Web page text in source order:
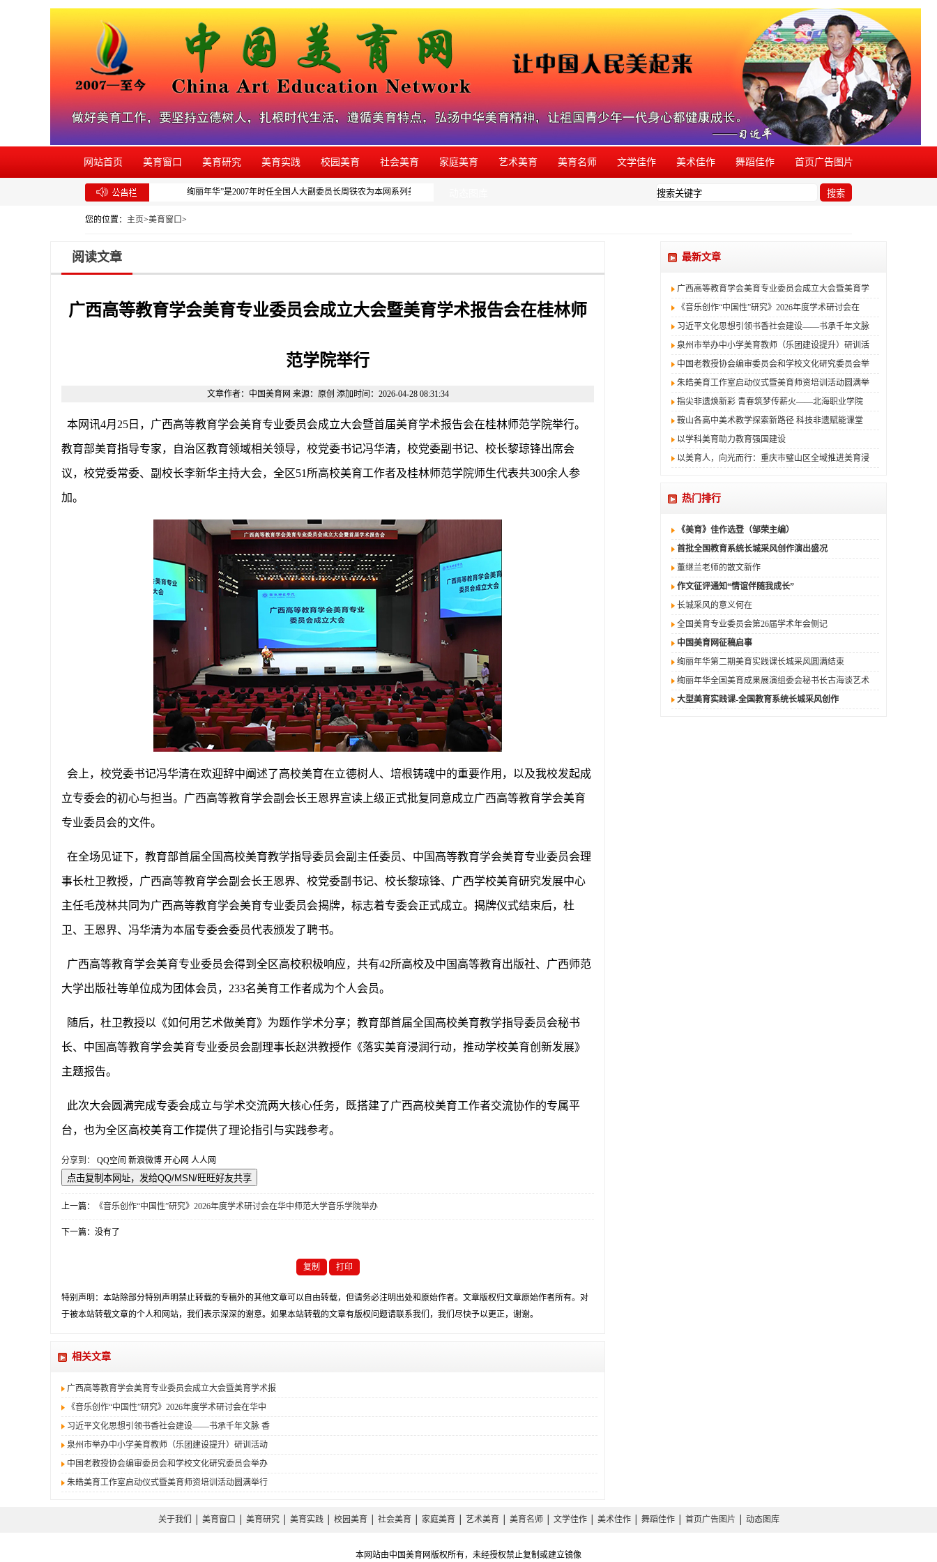
网站首页 美育窗口 美育研究 美育实践 校园美育 社会美育 家庭美育 艺术美育 美育名师 文学佳作 美术佳作 舞蹈佳作 首页广告图片
绚丽年华”是2007年时任全国人大副委员长周铁农为本网系列美育活动题写的品牌名称，如发现有同类活动盗用本品牌，欢迎举报。 搜索
您的位置： 主页>美育窗口>
阅读文章
广西高等教育学会美育专业委员会成立大会暨美育学术报告会在桂林师
范学院举行
文章作者：中国美育网 来源：原创 添加时间：2026-04-28 08:31:34
本网讯4月25日，广西高等教育学会美育专业委员会成立大会暨首届美育学术报告会在桂林师范学院举行。
教育部美育指导专家，自治区教育领域相关领导，校党委书记冯华清，校党委副书记、校长黎琼锋出席会
议，校党委常委、副校长李新华主持大会，全区51所高校美育工作者及桂林师范学院师生代表共300余人参
加。
会上，校党委书记冯华清在欢迎辞中阐述了高校美育在立德树人、培根铸魂中的重要作用，以及我校发起成
立专委会的初心与担当。广西高等教育学会副会长王恩界宣读上级正式批复同意成立广西高等教育学会美育
专业委员会的文件。
在全场见证下，教育部首届全国高校美育教学指导委员会副主任委员、中国高等教育学会美育专业委员会理
事长杜卫教授，广西高等教育学会副会长王恩界、校党委副书记、校长黎琼锋、广西学校美育研究发展中心
主任毛茂林共同为广西高等教育学会美育专业委员会揭牌，标志着专委会正式成立。揭牌仪式结束后，杜
卫、王恩界、冯华清为本届专委会委员代表颁发了聘书。
广西高等教育学会美育专业委员会得到全区高校积极响应，共有42所高校及中国高等教育出版社、广西师范
大学出版社等单位成为团体会员，233名美育工作者成为个人会员。
随后，杜卫教授以《如何用艺术做美育》为题作学术分享；教育部首届全国高校美育教学指导委员会秘书
长、中国高等教育学会美育专业委员会副理事长赵洪教授作《落实美育浸润行动，推动学校美育创新发展》
主题报告。
此次大会圆满完成专委会成立与学术交流两大核心任务，既搭建了广西高校美育工作者交流协作的专属平
台，也为全区高校美育工作提供了理论指引与实践参考。
分享到： QQ空间 新浪微博 开心网 人人网
上一篇： 《音乐创作“中国性”研究》2026年度学术研讨会在华中师范大学音乐学院举办
下一篇：没有了
复制 打印
特别声明：本站除部分特别声明禁止转载的专稿外的其他文章可以自由转载，但请务必注明出处和原始作者。文章版权归文章原始作者所有。对
于被本站转载文章的个人和网站，我们表示深深的谢意。如果本站转载的文章有版权问题请联系我们，我们尽快予以更正，谢谢。
相关文章
广西高等教育学会美育专业委员会成立大会暨美育学术报
《音乐创作“中国性”研究》2026年度学术研讨会在华中
习近平文化思想引领书香社会建设——书承千年文脉 香
泉州市举办中小学美育教师（乐团建设提升）研训活动
中国老教授协会编审委员会和学校文化研究委员会举办
朱皓美育工作室启动仪式暨美育师资培训活动圆满举行
最新文章
广西高等教育学会美育专业委员会成立大会暨美育学
《音乐创作“中国性”研究》2026年度学术研讨会在
习近平文化思想引领书香社会建设——书承千年文脉
泉州市举办中小学美育教师（乐团建设提升）研训活
中国老教授协会编审委员会和学校文化研究委员会举
朱皓美育工作室启动仪式暨美育师资培训活动圆满举
指尖非遗焕新彩 青春筑梦传薪火——北海职业学院
鞍山各高中美术教学探索新路径 科技非遗赋能课堂
以学科美育助力教育强国建设
以美育人，向光而行：重庆市璧山区全域推进美育浸
热门排行
《美育》佳作选登（邹荣主编）
首批全国教育系统长城采风创作演出盛况
董继兰老师的散文新作
作文征评通知“情谊伴随我成长”
长城采风的意义何在
全国美育专业委员会第26届学术年会侧记
中国美育网征稿启事
绚丽年华第二期美育实践课长城采风圆满结束
绚丽年华全国美育成果展演组委会秘书长古海谈艺术
大型美育实践课-全国教育系统长城采风创作
关于我们 美育窗口 美育研究│ 美育实践│ 校园美育 社会美育 家庭美育 艺术美育 美育名师 文学佳作│ 美术佳作│ 舞蹈佳作│ 首页广告图片 动态图库
本网站由中国美育网版权所有，未经授权禁止复制或建立镜像